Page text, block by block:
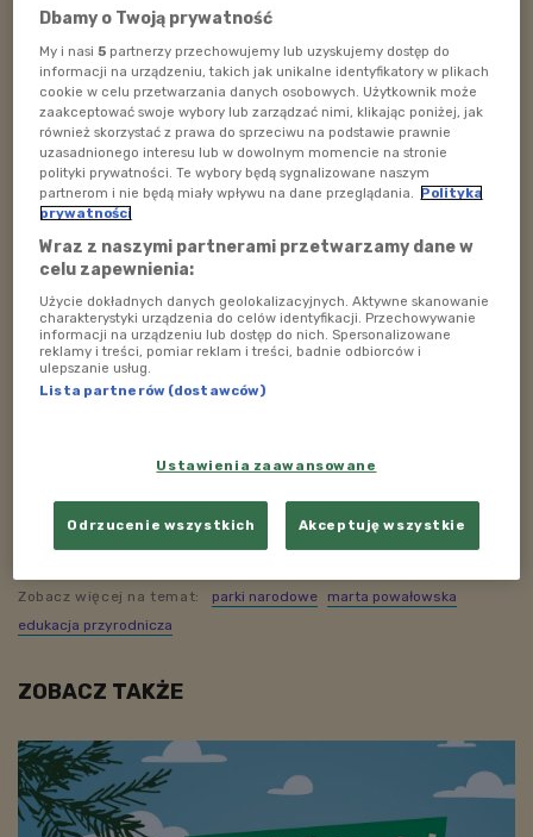
To właśnie ta różnorodność sprawia, że każda wyprawa
wygląda inaczej i każda uczy czegoś nowego. Od
górskich szlaków po nadmorskie wydmy, od
bagiennych kładek po leśne ścieżki. Ten odcinek to
zaproszenie do spojrzenia na mapę naszego kraju jak
na wielką przyrodniczą układankę, w której każdy
element ma swoje wyjątkowe miejsce.
Kliknij i osłuchaj!
Cykl "Poradnik Młodego Odkrywcy" to zbiór informacji,
porad i ciekawostek związanych z podróżowaniem po
parkach narodowych. Gdzie najlepiej rozbić namiot? O
czym warto pamiętać pakując plecak na wyprawę? W
jaki sposób zabezpieczyć się przed atakiem kleszczy,
odpowiedzi poznacie wsłuchując się w podcast
w drogę, należy wszystko dobrze zaplanować. Razem z
nami wędrujcie dzikimi szlakami!
Zobacz więcej na temat: parki narodowe
marta powałowska
edukacja przyrodnicza
ZOBACZ TAKŻE
Dbamy o Twoją prywatność
My i nasi5 partnerzy przechowujemy lub uzyskujemy dostęp do
informacji na urządzeniu, takich jak unikalne identyfikatory w plikach
cookie w celu przetwarzania danych osobowych. Użytkownik może
zaakceptować swoje wybory lub zarządzać nimi, klikając poniżej, jak
również skorzystać z prawa do sprzeciwu na podstawie prawnie
uzasadnionego interesu lub w dowolnym momencie na stronie
polityki prywatności. Te wybory będą sygnalizowane naszym
partnerom i nie będą miały wpływu na dane przeglądania. Polityka
prywatności
Wraz z naszymi partnerami przetwarzamy dane w
celu zapewnienia:
Użycie dokładnych danych geolokalizacyjnych. Aktywne skanowanie
charakterystyki urządzenia do celów identyfikacji. Przechowywanie
informacji na urządzeniu lub dostęp do nich. Spersonalizowane
reklamy i treści, pomiar reklam i treści, badnie odbiorców i
ulepszanie usług.
Lista partnerów (dostawców)
Ustawienia zaawansowane
Odrzucenie wszystkich Akceptuję wszystkie